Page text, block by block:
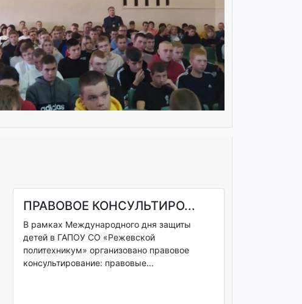
ПРАВОВОЕ КОНСУЛЬТИРО...
В рамках Международного дня защиты
детей в ГАПОУ СО «Режевской
политехникум» организовано правовое
консультирование: правовые...